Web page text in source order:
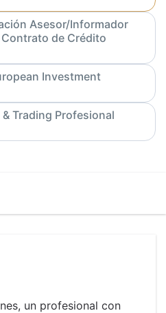
Asesor/Informador
Contrato de Crédito
Investment
Trading Profesional
un profesional con